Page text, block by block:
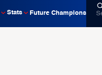
Stats Future Champions